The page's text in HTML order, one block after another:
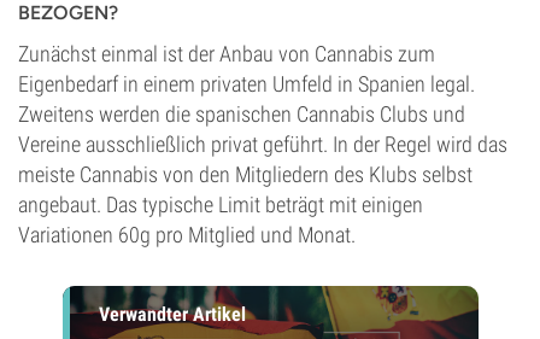
BEZOGEN?
Zunächst einmal ist der Anbau von Cannabis zum
Eigenbedarf in einem privaten Umfeld in Spanien legal.
Zweitens werden die spanischen Cannabis Clubs und
Vereine ausschließlich privat geführt. In der Regel wird das
meiste Cannabis von den Mitgliedern des Klubs selbst
angebaut. Das typische Limit beträgt mit einigen
Variationen 60g pro Mitglied und Monat.
Verwandter Artikel